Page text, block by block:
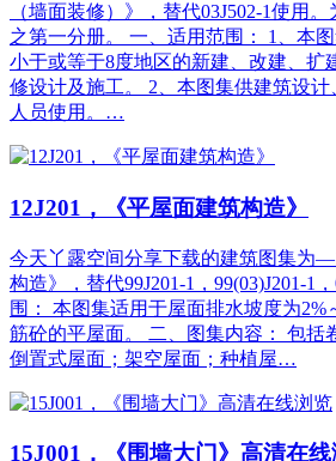
（墙面装修）》，替代03J502-1使用
之第一分册。 一、适用范围： 1、本
小于或等于8度地区的新建、改建、扩
修设计及施工。 2、本图集供建筑设
人员使用。…
12J201，《平屋面建筑构造》
今天丫露空间分享下载的建筑图集为
构造》，替代99J201-1，99(03)J201-1
围： 本图集适用于屋面排水坡度为2%
筋砼的平屋面。 二、图集内容： 包括
倒置式屋面；架空屋面；种植屋…
15J001，《围墙大门》高清在